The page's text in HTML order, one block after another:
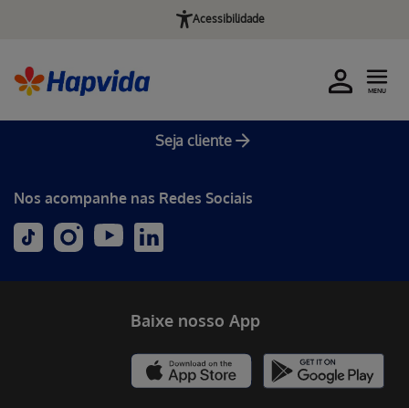
Acessibilidade
Seja cliente
MENU
Nos acompanhe nas Redes Sociais
Baixe nosso App